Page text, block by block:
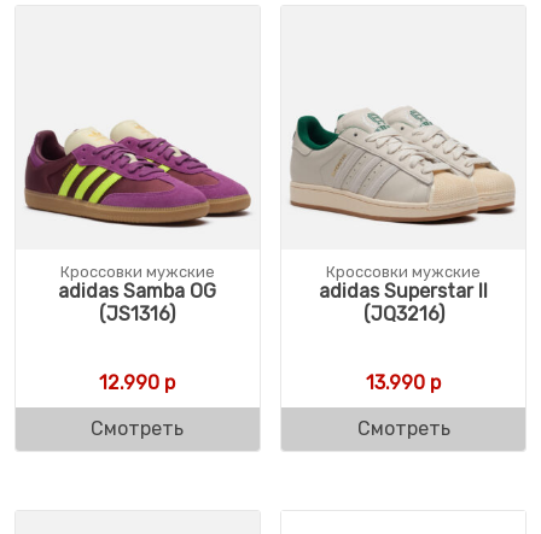
Кроссовки мужские
adidas Samba OG
(JS1316)
12.990 р
Смотреть
Кроссовки мужские
adidas Superstar II
(JQ3216)
13.990 р
Смотреть